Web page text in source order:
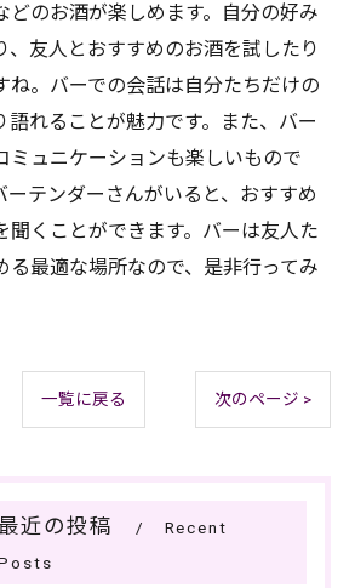
どのお酒が楽しめます。自分の好み
、友人とおすすめのお酒を試したり
ね。バーでの会話は自分たちだけの
語れることが魅力です。また、バー
ミュニケーションも楽しいもので
ーテンダーさんがいると、おすすめ
聞くことができます。バーは友人た
る最適な場所なので、是非行ってみ
一覧に戻る 次のページ >
近の投稿
Recent